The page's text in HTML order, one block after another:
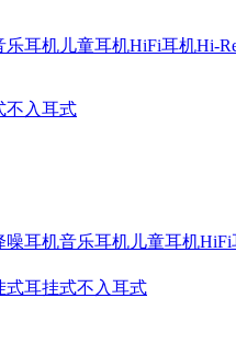
乐耳机 儿童耳机HiFi耳机Hi-
不入耳式
噪耳机音乐耳机 儿童耳机HiFi
式耳挂式不入耳式